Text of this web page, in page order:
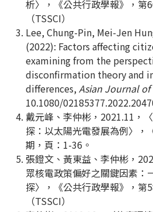
析〉，《公共行政學報》，第
（TSSCI）
Lee, Chung-Pin, Mei-Jen
(2022): Factors affecting
examining from the
disconfirmation theory and
differences,Asian Journal
10.1080/
戴元峰、李仲彬，2021.11，
探：以太陽光電發展為例〉，
期，頁：1-36。
張鐙文、黃東益、李仲彬，
眾核電政策偏好之關鍵因素：
探〉，《公共行政學報》，第
（TSSCI）